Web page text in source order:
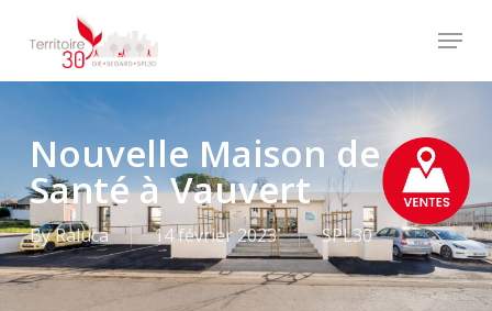
main
content
Menu
Nouvelle Maison de
Santé à Vauvert
ByRaluca 14 février 2023 SPL30
Menu